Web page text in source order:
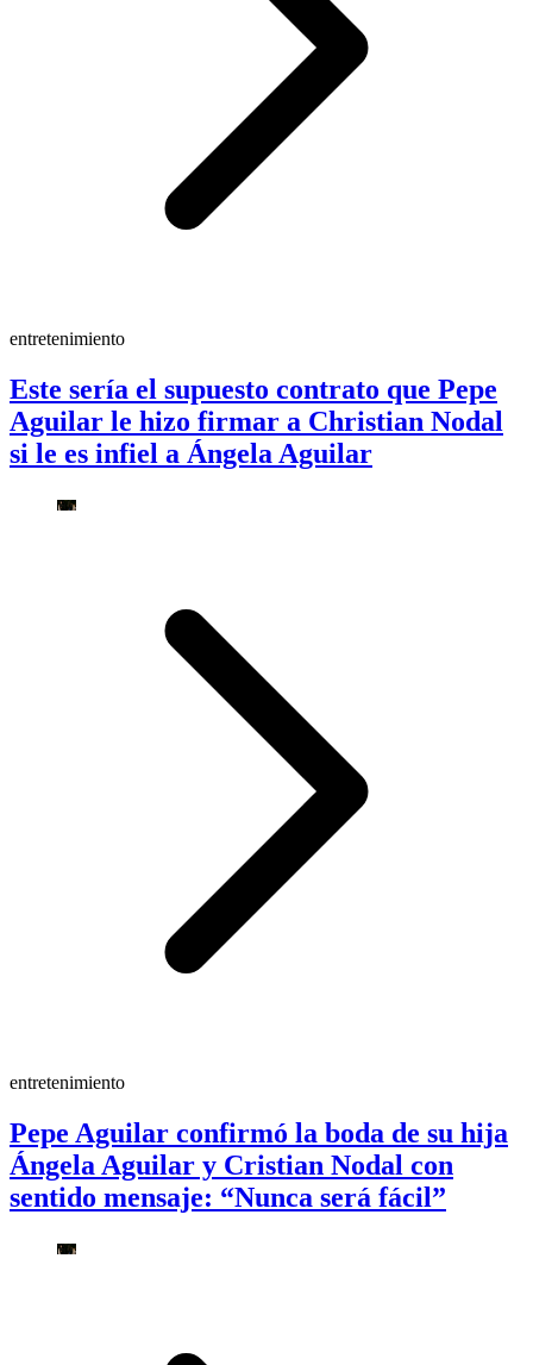
entretenimiento
Este sería el supuesto contrato que Pepe
Aguilar le hizo firmar a Christian Nodal
si le es infiel a Ángela Aguilar
entretenimiento
Pepe Aguilar confirmó la boda de su hija
Ángela Aguilar y Cristian Nodal con
sentido mensaje: “Nunca será fácil”